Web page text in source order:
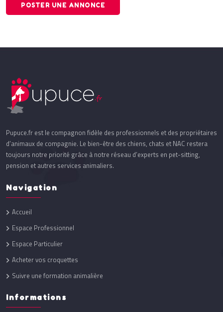
POSTER UNE ANNONCE
Pupuce.fr est le compagnon fidèle des professionnels et des propriétaires
d’animaux de compagnie. Le bien-être des chiens, chats et NAC restera
toujours notre priorité grâce à notre réseau d’experts en pet-sitting,
pension et autres services animaliers.
Navigation
Accueil
Espace Professionnel
Espace Particulier
Acheter vos croquettes
Suivre une formation animalière
Informations